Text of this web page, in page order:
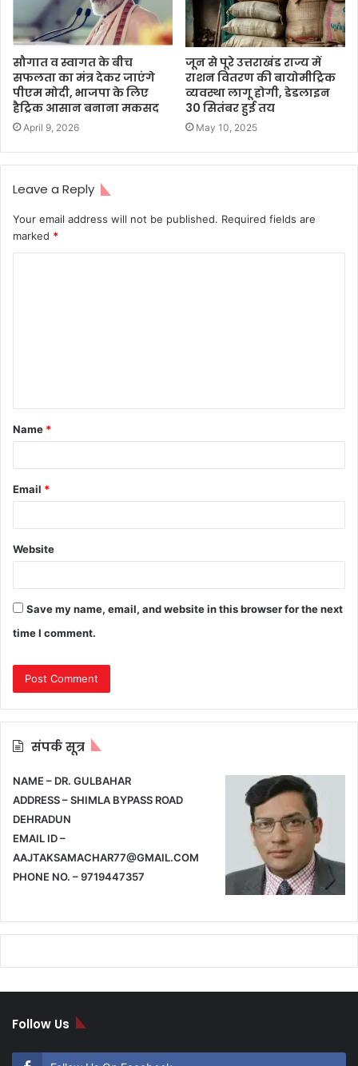
सौगात व स्वागत के बीच
सफलता का मंत्र देकर जाएंगे
पीएम मोदी, भाजपा के लिए
हैट्रिक आसान बनाना मकसद
April 9, 2026
जून से पूरे उत्तराखंड राज्य में
राशन वितरण की बायोमीट्रिक
व्यवस्था लागू होगी, डेडलाइन
30 सितंबर हुई तय
May 10, 2025
Leave a Reply
Your email address will not be published. Required fields are
marked *
t
*
Name *
Email *
Website
Save my name, email, and website in this browser for the next
time I comment.
संपर्क सूत्र
NAME – DR. GULBAHAR
ADDRESS – SHIMLA BYPASS ROAD
DEHRADUN
EMAIL ID –
AAJTAKSAMACHAR77@GMAIL.COM
PHONE NO. – 9719447357
Follow Us